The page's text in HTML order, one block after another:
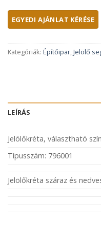
Kategóriák: Építőipar,Jelölő
LEÍRÁS
Jelölőkréta, választható
Típusszám: 796001
Jelölőkréta száraz és